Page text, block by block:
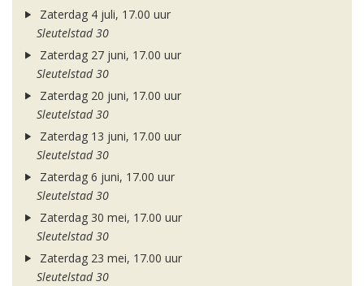
Zaterdag 4 juli, 17.00 uur
Sleutelstad 30
Zaterdag 27 juni, 17.00 uur
Sleutelstad 30
Zaterdag 20 juni, 17.00 uur
Sleutelstad 30
Zaterdag 13 juni, 17.00 uur
Sleutelstad 30
Zaterdag 6 juni, 17.00 uur
Sleutelstad 30
Zaterdag 30 mei, 17.00 uur
Sleutelstad 30
Zaterdag 23 mei, 17.00 uur
Sleutelstad 30